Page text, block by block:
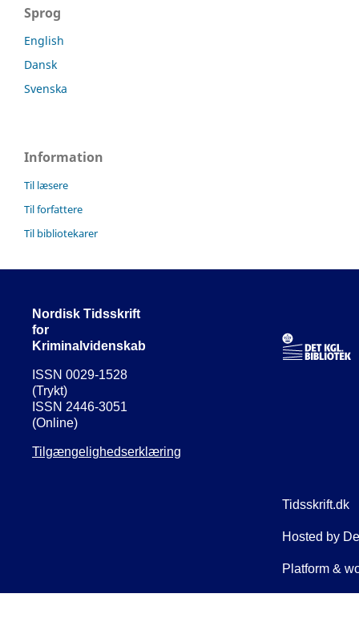
Sprog
English
Dansk
Svenska
Information
Til læsere
Til forfattere
Til bibliotekarer
Nordisk Tidsskrift
for
Kriminalvidenskab
ISSN 0029-1528
(Trykt)
ISSN 2446-3051
(Online)
Tilgængelighedserklæring